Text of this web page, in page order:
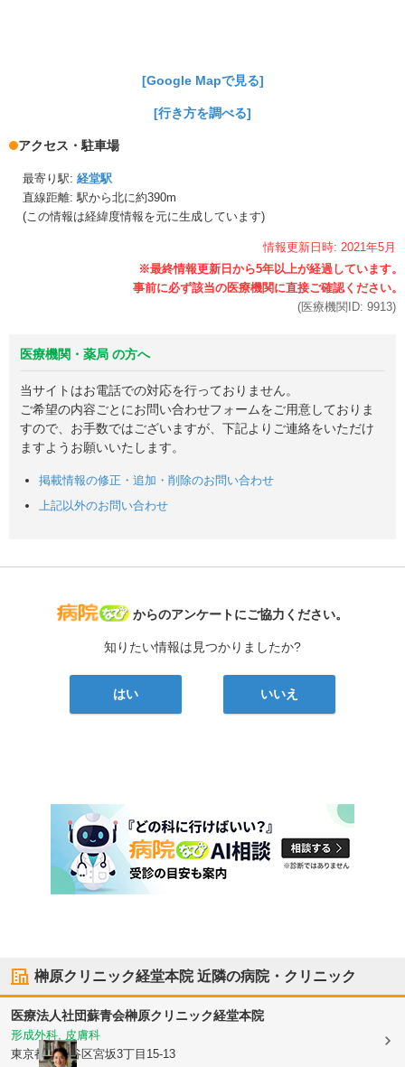
[Google Mapで見る]
[行き方を調べる]
アクセス・駐車場
最寄り駅: 経堂駅
直線距離: 駅から北に約390m
(この情報は経緯度情報を元に生成しています)
情報更新日時: 2021年5月
(医療機関ID: 9913)
医療機関・薬局 の方へ
当サイトはお電話での対応を行っておりません。
ご希望の内容ごとにお問い合わせフォームをご用意しておりま
すので、お手数ではございますが、下記よりご連絡をいただけ
ますようお願いいたします。
掲載情報の修正・追加・削除のお問い合わせ
上記以外のお問い合わせ
病院なび
からのアンケートにご協力ください。
知りたい情報は見つかりましたか?
はい いいえ
榊原クリニック経堂本院近隣の病院・クリニック
医療法人社団蘇青会榊原クリニック経堂本院
形成外科, 皮膚科
東京都世田谷区宮坂3丁目15-13